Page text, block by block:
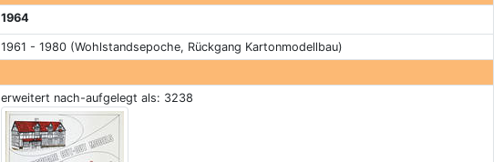
1964
1961 - 1980 (Wohlstandsepoche, Rückgang Kartonmodellbau)
erweitert nach-aufgelegt als: 3238